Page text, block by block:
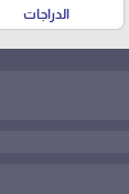
الدراجات